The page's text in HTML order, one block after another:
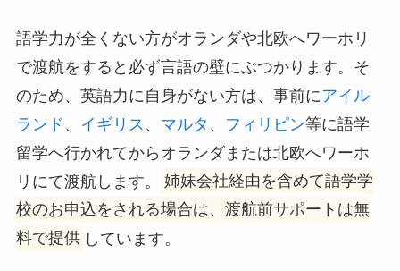
語学力が全くない方がオランダや北欧へワーホリ
で渡航をすると必ず言語の壁にぶつかります。そ
のため、英語力に自身がない方は、事前にアイル
ランド 、 イギリス 、 マルタ 、 フィリピン等に語学
留学へ行かれてからオランダまたは北欧へワーホ
リにて渡航します。
姉妹会社経由を含めて語学学
校のお申込をされる場合は、渡航前サポートは無
料で提供 しています。